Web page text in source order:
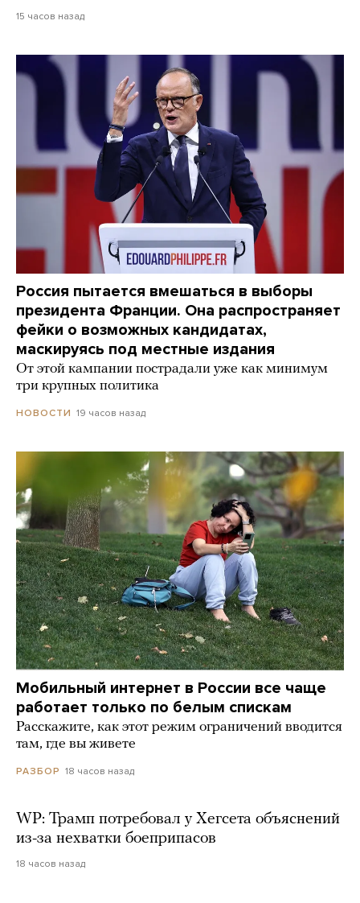
15 часов назад
Россия пытается вмешаться в выборы
президента Франции. Она распространяет
фейки о возможных кандидатах,
маскируясь под местные издания
От этой кампании пострадали уже как минимум
три крупных политика
НОВОСТИ 19 часов назад
Мобильный интернет в России все чаще
работает только по белым спискам
Расскажите, как этот режим ограничений вводится
там, где вы живете
РАЗБОР 18 часов назад
WP: Трамп потребовал у Хегсета объяснений
из-за нехватки боеприпасов
18 часов назад